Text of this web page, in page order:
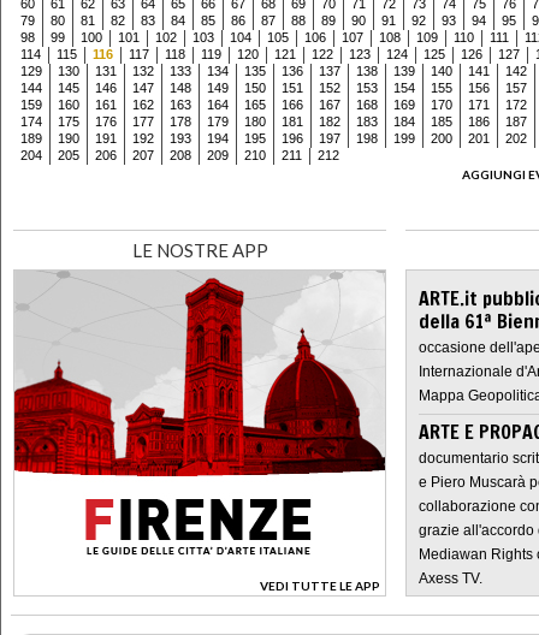
60 61 62 63 64 65 66 67 68 69 70 71 72 73 74 75 76
79
80 81 82 83 84 85 86 87 88 89 90 91 92 93 94 95
98
99 100 101 102 103 104 105 106 107 108 109 110 111
114
115 116 117 118 119 120 121 122 123 124 125 126 127
129
130 131 132 133 134 135 136 137 138 139 140 141
142
144
145 146 147 148 149 150 151 152 153 154 155 156
157
159
160 161 162 163 164 165 166 167 168 169 170 171
172
174
175 176 177 178 179 180 181 182 183 184 185 186
187
189
190 191 192 193 194 195 196 197 198 199 200 201
202
204
205 206 207 208 209 210 211
212
AGGIUNGI
LE NOSTRE APP
VEDI TUTTE LE APP
>
ARTE.it
della 61ª
occasione
Internazionale
Mappa
ARTE E
documentario
e Piero Muscarà
collaborazione
grazie all'accordo
Mediawan Rights
Axess TV.